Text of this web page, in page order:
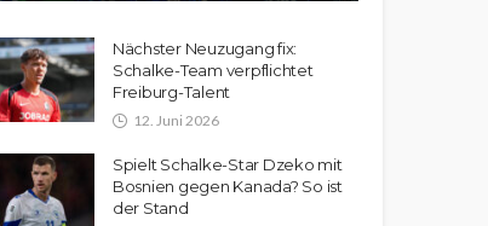
Nächster Neuzugang fix:
Schalke-Team verpflichtet
Freiburg-Talent
12. Juni 2026
Spielt Schalke-Star Dzeko mit
Bosnien gegen Kanada? So ist
der Stand